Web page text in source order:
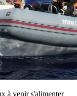
à venir s'alimenter